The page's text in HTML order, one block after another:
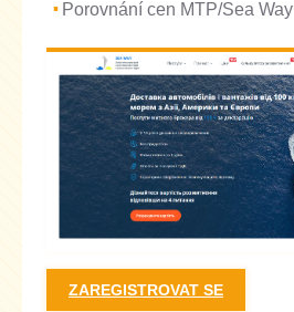
Porovnání cen MTP/Sea Way
ZAREGISTROVAT SE